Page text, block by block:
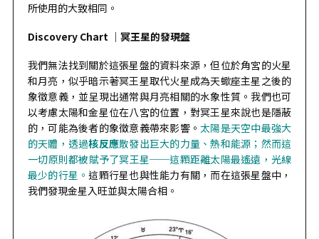
所使用的大致相同。
Discovery Chart ｜ 冥王星的發現盤
我們無法找到關於這張星盤的資料來源，但位於角宮的火星
和月亮，似乎暗示著冥王星取代火星成為天蠍座主星之後的
象徵意義，並呈現出通常與月亮相關的水象性質。我們也可
以考慮太陽和金星位在八宮的位置，對冥王星來說也是隱蔽
的，可能為後者的象徵意義帶來影響。太陽是天空中最強大
的天體，透過核反應散發出巨大的力量、熱和能源；然而這
一切原則都被賦予了冥王星──這顆距離太陽最遙遠，光線
最少的行星。這顆行星也與性能力有關，而在這張星盤中，
我們發現金星入旺並與太陽合相。